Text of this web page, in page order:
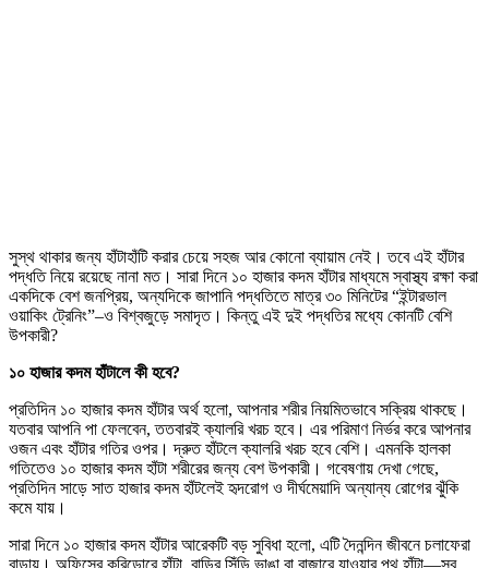
সুস্থ থাকার জন্য হাঁটাহাঁটি করার চেয়ে সহজ আর কোনো ব্যায়াম নেই। তবে এই হাঁটার
পদ্ধতি নিয়ে রয়েছে নানা মত। সারা দিনে ১০ হাজার কদম হাঁটার মাধ্যমে স্বাস্থ্য রক্ষা করা
একদিকে বেশ জনপ্রিয়, অন্যদিকে জাপানি পদ্ধতিতে মাত্র ৩০ মিনিটের “ইন্টারভাল
ওয়াকিং ট্রেনিং”–ও বিশ্বজুড়ে সমাদৃত। কিন্তু এই দুই পদ্ধতির মধ্যে কোনটি বেশি
উপকারী?
১০ হাজার কদম হাঁটালে কী হবে?
প্রতিদিন ১০ হাজার কদম হাঁটার অর্থ হলো, আপনার শরীর নিয়মিতভাবে সক্রিয় থাকছে।
যতবার আপনি পা ফেলবেন, ততবারই ক্যালরি খরচ হবে। এর পরিমাণ নির্ভর করে আপনার
ওজন এবং হাঁটার গতির ওপর। দ্রুত হাঁটলে ক্যালরি খরচ হবে বেশি। এমনকি হালকা
গতিতেও ১০ হাজার কদম হাঁটা শরীরের জন্য বেশ উপকারী। গবেষণায় দেখা গেছে,
প্রতিদিন সাড়ে সাত হাজার কদম হাঁটলেই হৃদরোগ ও দীর্ঘমেয়াদি অন্যান্য রোগের ঝুঁকি
কমে যায়।
সারা দিনে ১০ হাজার কদম হাঁটার আরেকটি বড় সুবিধা হলো, এটি দৈনন্দিন জীবনে চলাফেরা
বাড়ায়। অফিসের করিডোরে হাঁটা, বাড়ির সিঁড়ি ভাঙা বা বাজারে যাওয়ার পথ হাঁটা—সব